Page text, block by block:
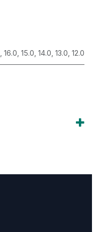
16.0 15.0 14.0 13.0 12.0